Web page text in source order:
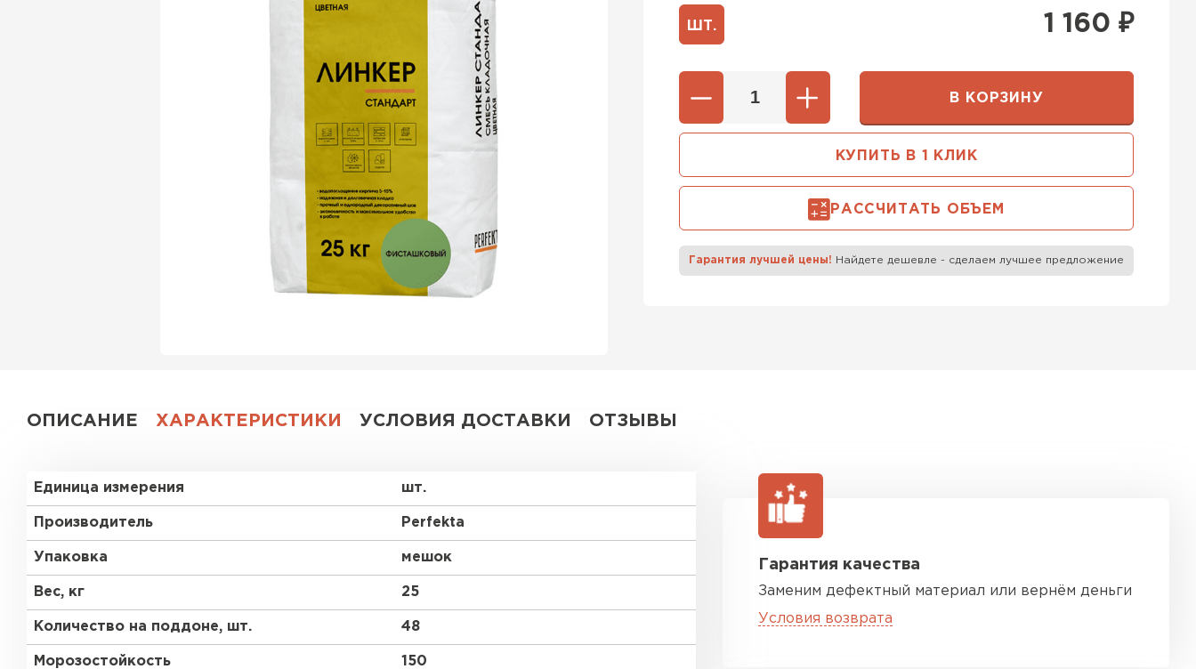
Газобетон ЛСР
Газобетон ДСК Грас
Газобетон CubiBlock
Газобетон Калужский
Газобетон ВКБлок
Газобетон Забудова
600х400х200
ШТ. 1 160 ₽
В КОРЗИНУ
КУПИТЬ В 1 КЛИК
РАССЧИТАТЬ ОБЪЕМ
Гарантия лучшей цены! Найдете дешевле - сделаем лучшее предложение
ОПИСАНИЕ ХАРАКТЕРИСТИКИ УСЛОВИЯ ДОСТАВКИ ОТЗЫВЫ
Единица измерения шт.
Производитель Perfekta
Упаковка мешок
Вес, кг 25
Количество на поддоне, шт. 48
Морозостойкость 150
Гарантия качества
Заменим дефектный материал или вернём деньги
Условия возврата
ПЕРЕЙТИ
Газобетон Бонолит
ПЕРЕЙТИ
Газобетон Забудова
Газобетон Могилевский Газосиликат
Газобетон СК
Газобетон (ЕвроАэроБетон)